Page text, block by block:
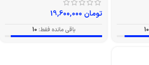
10
تومان
باقی مانده فقط: 10